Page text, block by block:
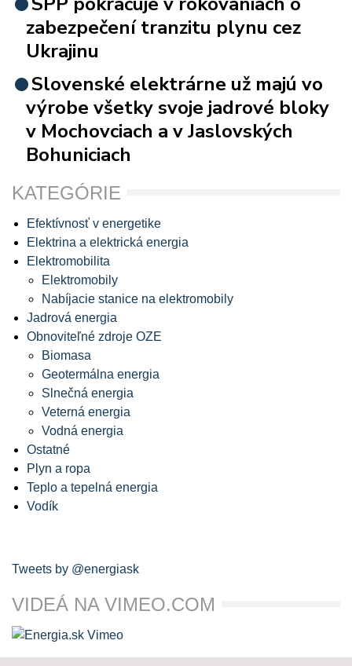
zabezpečení tranzitu plynu cez
Ukrajinu
Slovenské elektrárne už majú vo
výrobe všetky svoje jadrové bloky
v Mochovciach a v Jaslovských
Bohuniciach
KATEGÓRIE
Efektívnosť v energetike
Elektrina a elektrická energia
Elektromobilita
Elektromobily
Nabíjacie stanice na elektromobily
Jadrová energia
Obnoviteľné zdroje OZE
Biomasa
Geotermálna energia
Slnečná energia
Veterná energia
Vodná energia
Ostatné
Plyn a ropa
Teplo a tepelná energia
Vodík
Tweets by @energiask
VIDEÁ NA VIMEO.COM